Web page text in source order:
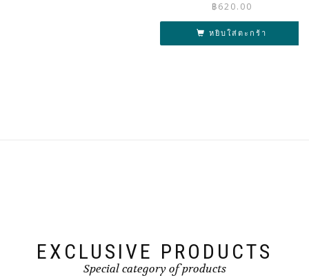
฿620.00
หยิบใส่ตะกร้า
EXCLUSIVE PRODUCTS
Special category of products